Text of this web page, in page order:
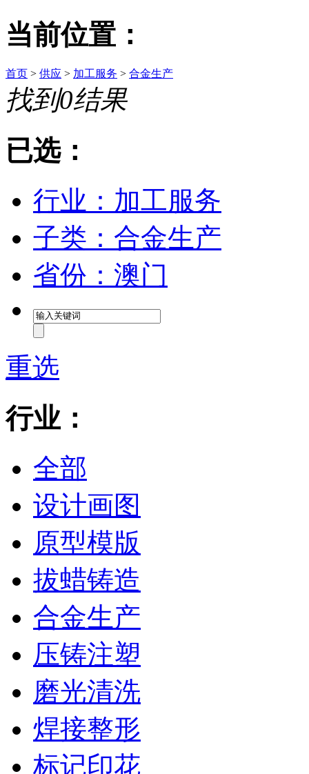
当前位置：
首页 > 供应 > 加工服务 > 合金生产
找到0结果
已选：
行业：加工服务
子类：合金生产
省份：澳门
重选
行业：
全部
设计画图
原型模版
拔蜡铸造
合金生产
压铸注塑
磨光清洗
焊接整形
标记印花